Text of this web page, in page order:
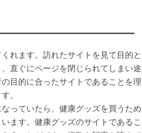
れます。訪れたサイトを見て目的と
直ぐにページを閉じられてしまい途
目的に合ったサイトであることを理
。
っていたら、健康グッズを買うため
ます。健康グッズのサイトであるこ